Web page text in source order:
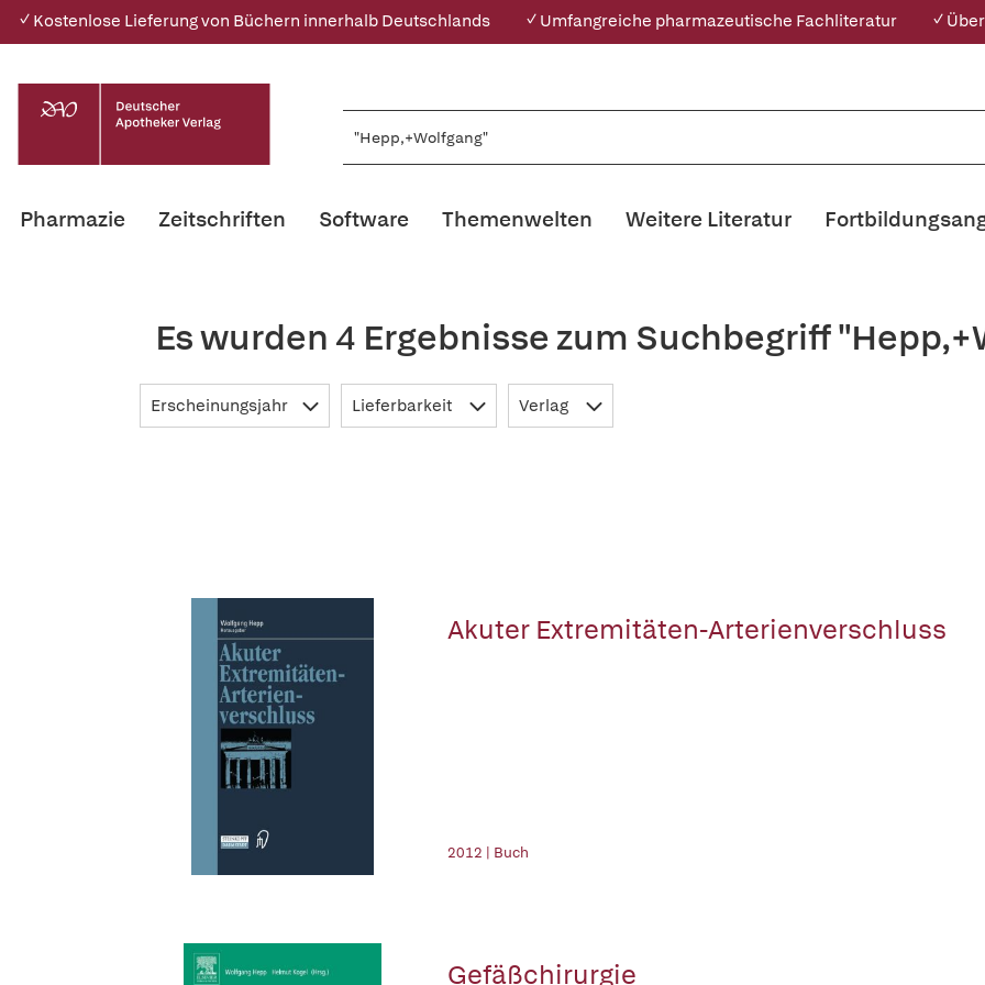
✓ Kostenlose Lieferung von Büchern innerhalb Deutschlands ✓ Umfangreiche pharmazeutische Fachliteratur ✓
Pharmazie Zeitschriften Software Themenwelten Weitere Literatur
Es wurden 4 Ergebnisse zum Suchbegriff
Erscheinungsjahr Lieferbarkeit Verlag
Akuter Extremitäten-Arterienverschluss
2012 | Buch
Gefäßchirurgie